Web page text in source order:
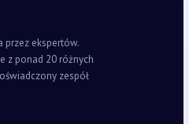
przez ekspertów.
z ponad 20 różnych
zespół